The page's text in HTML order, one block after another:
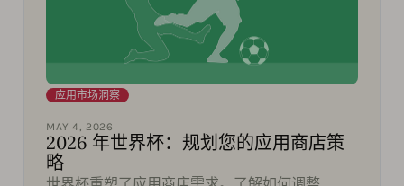
应用市场洞察
MAY 4, 2026
2026 年世界杯：规划您的应用商店策
略